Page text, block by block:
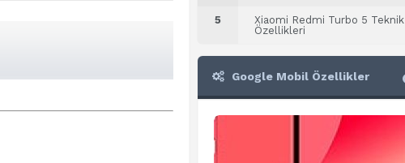
5
Xiaomi Redmi Turbo 5 Teknik
Özellikleri
Google Mobil Özellikler